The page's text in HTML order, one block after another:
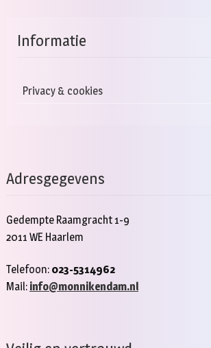
Informatie
Privacy & cookies
Adresgegevens
Gedempte Raamgracht 1-9
2011 WE Haarlem
Telefoon: 023-5314962
Mail: info@monnikendam.nl